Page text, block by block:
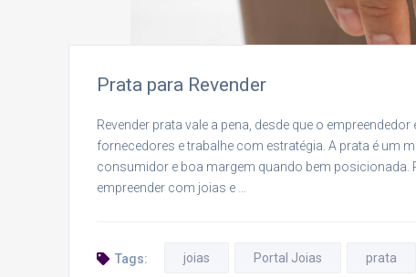
Prata para Revender
Revender prata vale a pena, desde que o
fornecedores e trabalhe com estratégia. A prata é um
consumidor e boa margem quando bem
empreender com joias e …
Tags: joias Portal Joias prata